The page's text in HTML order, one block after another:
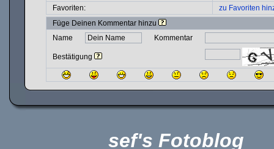
Favoriten:
zu Favoriten
Füge Deinen Kommentar hinzu
Name
Kommentar
Bestätigung
sef's Fotoblog